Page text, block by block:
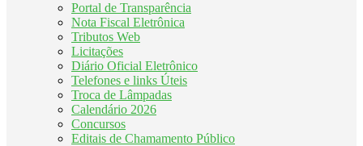
Portal de Transparência
Nota Fiscal Eletrônica
Tributos Web
Licitações
Diário Oficial Eletrônico
Telefones e links Úteis
Troca de Lâmpadas
Calendário 2026
Concursos
Editais de Chamamento Público